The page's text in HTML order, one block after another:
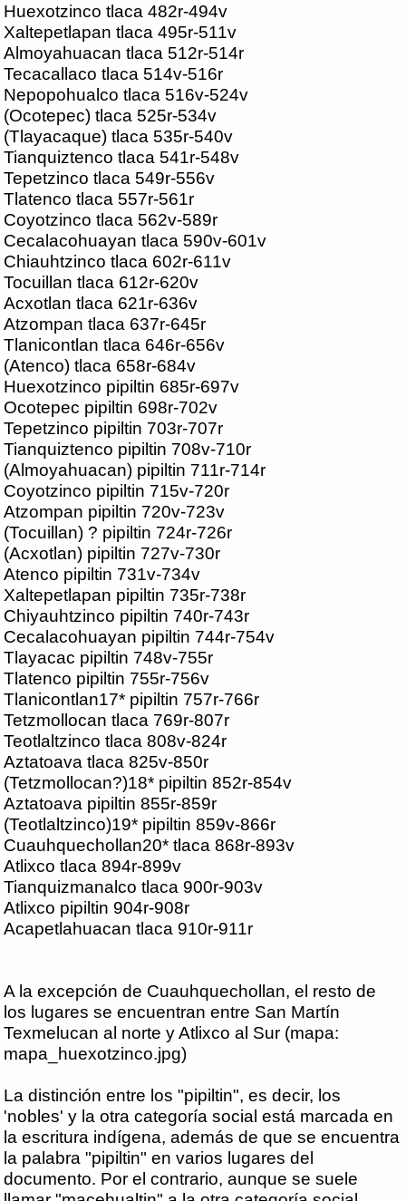
Huexotzinco tlaca 482r-494v
Xaltepetlapan tlaca 495r-511v
Almoyahuacan tlaca 512r-514r
Tecacallaco tlaca 514v-516r
Nepopohualco tlaca 516v-524v
(Ocotepec) tlaca 525r-534v
(Tlayacaque) tlaca 535r-540v
Tianquiztenco tlaca 541r-548v
Tepetzinco tlaca 549r-556v
Tlatenco tlaca 557r-561r
Coyotzinco tlaca 562v-589r
Cecalacohuayan tlaca 590v-601v
Chiauhtzinco tlaca 602r-611v
Tocuillan tlaca 612r-620v
Acxotlan tlaca 621r-636v
Atzompan tlaca 637r-645r
Tlanicontlan tlaca 646r-656v
(Atenco) tlaca 658r-684v
Huexotzinco pipiltin 685r-697v
Ocotepec pipiltin 698r-702v
Tepetzinco pipiltin 703r-707r
Tianquiztenco pipiltin 708v-710r
(Almoyahuacan) pipiltin 711r-714r
Coyotzinco pipiltin 715v-720r
Atzompan pipiltin 720v-723v
(Tocuillan) ? pipiltin 724r-726r
(Acxotlan) pipiltin 727v-730r
Atenco pipiltin 731v-734v
Xaltepetlapan pipiltin 735r-738r
Chiyauhtzinco pipiltin 740r-743r
Cecalacohuayan pipiltin 744r-754v
Tlayacac pipiltin 748v-755r
Tlatenco pipiltin 755r-756v
Tlanicontlan17* pipiltin 757r-766r
Tetzmollocan tlaca 769r-807r
Teotlaltzinco tlaca 808v-824r
Aztatoava tlaca 825v-850r
(Tetzmollocan?)18* pipiltin 852r-854v
Aztatoava pipiltin 855r-859r
(Teotlaltzinco)19* pipiltin 859v-866r
Cuauhquechollan20* tlaca 868r-893v
Atlixco tlaca 894r-899v
Tianquizmanalco tlaca 900r-903v
Atlixco pipiltin 904r-908r
Acapetlahuacan tlaca 910r-911r
A la excepción de Cuauhquechollan, el resto de
los lugares se encuentran entre San Martín
Texmelucan al norte y Atlixco al Sur (mapa:
mapa_huexotzinco.jpg)
La distinción entre los "pipiltin", es decir, los
'nobles' y la otra categoría social está marcada en
la escritura indígena, además de que se encuentra
la palabra "pipiltin" en varios lugares del
documento. Por el contrario, aunque se suele